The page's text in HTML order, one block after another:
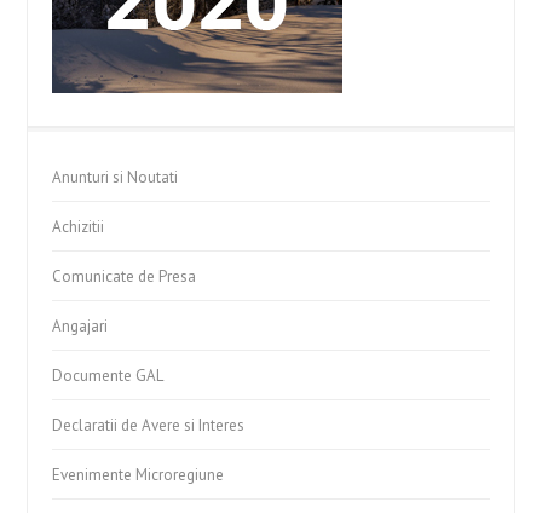
Anunturi si Noutati
Achizitii
Comunicate de Presa
Angajari
Documente GAL
Declaratii de Avere si Interes
Evenimente Microregiune